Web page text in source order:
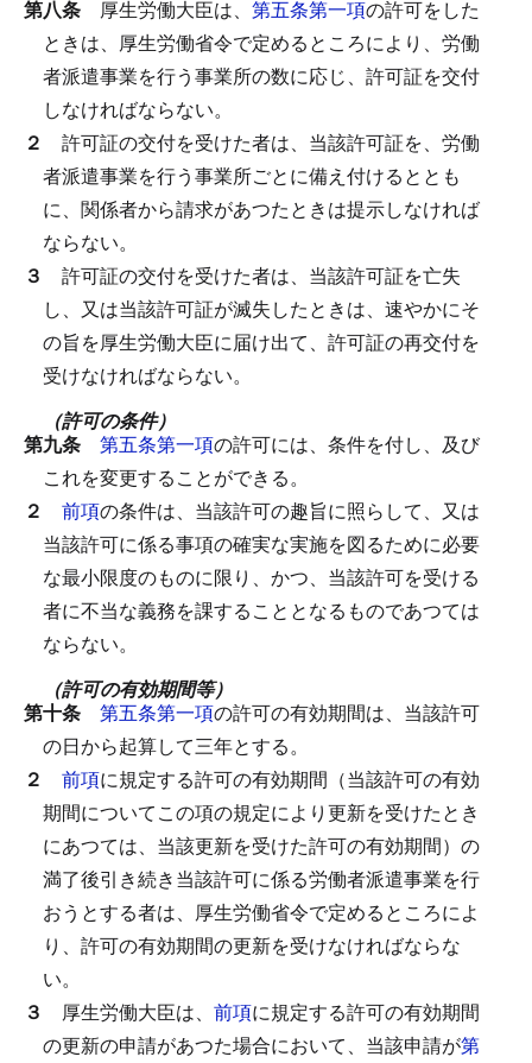
第八条 厚生労働大臣は、 第五条第一項の許可をした
ときは、厚生労働省令で定めるところにより、労働
者派遣事業を行う事業所の数に応じ、許可証を交付
しなければならない。
２ 許可証の交付を受けた者は、当該許可証を、労働
者派遣事業を行う事業所ごとに備え付けるととも
に、関係者から請求があつたときは提示しなければ
ならない。
３ 許可証の交付を受けた者は、当該許可証を亡失
し、又は当該許可証が滅失したときは、速やかにそ
の旨を厚生労働大臣に届け出て、許可証の再交付を
受けなければならない。
（許可の条件）
第九条 第五条第一項の許可には、条件を付し、及び
これを変更することができる。
２ 前項の条件は、当該許可の趣旨に照らして、又は
当該許可に係る事項の確実な実施を図るために必要
な最小限度のものに限り、かつ、当該許可を受ける
者に不当な義務を課することとなるものであつては
ならない。
（許可の有効期間等）
第十条 第五条第一項の許可の有効期間は、当該許可
の日から起算して三年とする。
２ 前項に規定する許可の有効期間（当該許可の有効
期間についてこの項の規定により更新を受けたとき
にあつては、当該更新を受けた許可の有効期間）の
満了後引き続き当該許可に係る労働者派遣事業を行
おうとする者は、厚生労働省令で定めるところによ
り、許可の有効期間の更新を受けなければならな
い。
３ 厚生労働大臣は、 前項に規定する許可の有効期間
の更新の申請があつた場合において、当該申請が第